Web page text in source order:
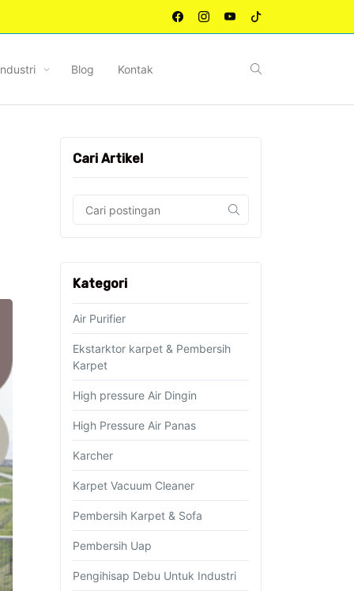
Blog Kontak
Cari Artikel
Kategori
Air Purifier
Ekstarktor karpet & Pembersih
Karpet
High pressure Air Dingin
High Pressure Air Panas
Karcher
Karpet Vacuum Cleaner
Pembersih Karpet & Sofa
Pembersih Uap
Pengihisap Debu Untuk Industri